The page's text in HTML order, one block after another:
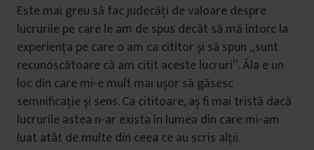
Este mai greu să fac judecăți de valoare despre
lucrurile pe care le am de spus decât să mă întorc la
experiența pe care o am ca cititor și să spun „sunt
recunoscătoare că am citit aceste lucruri”. Ăla e un
loc din care mi-e mult mai ușor să găsesc
semnificație și sens. Ca cititoare, aș fi mai tristă dacă
lucrurile astea n-ar exista în lumea din care mi-am
luat atât de multe din ceea ce au scris alții.